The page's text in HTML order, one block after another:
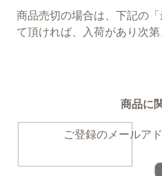
商品売切の場合は、下記の
て頂ければ、入荷があり次第
商品に
ご登録のメールア